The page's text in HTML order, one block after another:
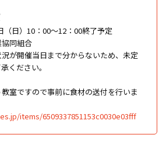
（日）10：00〜12：00終了予定
同組合
が開催当日まで分からないため、未定
ください。
室ですので事前に食材の送付を行いま
items/6509337851153c0030e03fff